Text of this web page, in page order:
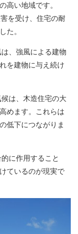
高い地域です。
を受け、住宅の耐
た。
、強風による建物
を建物に与え続け
は、木造住宅の大
めます。これらは
低下につながりま
に作用すること
ているのが現実で